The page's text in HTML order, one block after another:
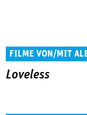
FILME VON/MIT
Loveless